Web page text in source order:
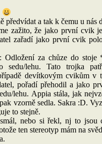
předvídat a tak k čemu u nás
zažito, že jako první cvik
zařadí jako první cvik
Odložení za chůze do
sedu/lehu. Tato trojka
devítkovým cvikům v
pořadí přehodil a jako
lehu. Appia stála, jak
vzorně sedla. Sakra :D.
to stejně.
nebo si řekl, nj to jsou
ten stereotyp mám na